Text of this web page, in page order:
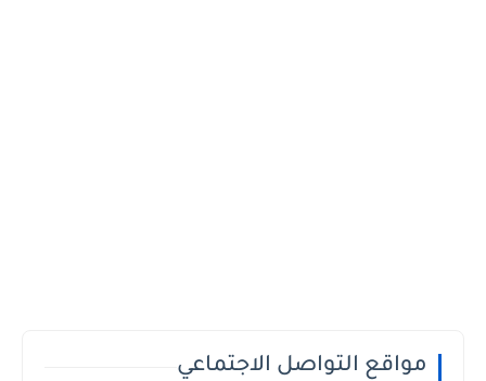
مواقع التواصل الاجتماعي